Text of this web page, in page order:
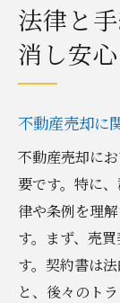
法律と
消し安
不動産売却に
不動産売却に
要です。特に
律や条例を理
す。まず、売
す。契約書は
と、後々のト